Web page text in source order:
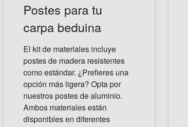
Postes para tu
carpa beduina
El kit de materiales incluye
postes de madera resistentes
como estándar. ¿Prefieres una
opción más ligera? Opta por
nuestros postes de aluminio.
Ambos materiales están
disponibles en diferentes